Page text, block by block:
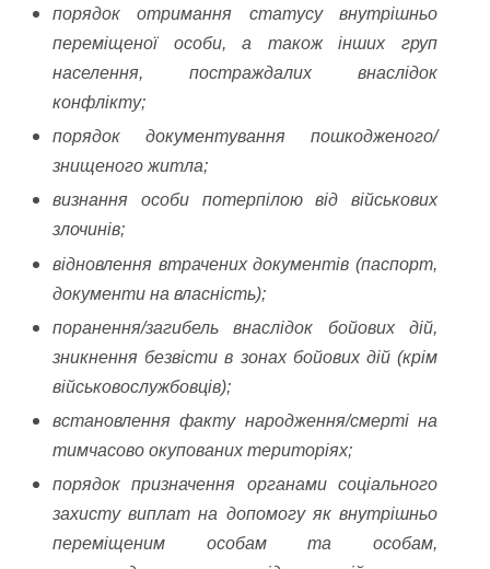
порядок отримання статусу внутрішньо
переміщеної особи, а також інших груп
населення, постраждалих внаслідок
конфлікту;
порядок документування пошкодженого/
знищеного житла;
визнання особи потерпілою від військових
злочинів;
відновлення втрачених документів (паспорт,
документи на власність);
поранення/загибель внаслідок бойових дій,
зникнення безвісти в зонах бойових дій (крім
військовослужбовців);
встановлення факту народження/смерті на
тимчасово окупованих територіях;
порядок призначення органами соціального
захисту виплат на допомогу як внутрішньо
переміщеним особам та особам,